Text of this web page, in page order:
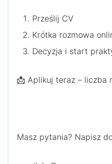
Prześlij CV
Krótka rozmowa
Decyzja i start
📩 Aplikuj teraz – liczba
Masz pytania? Napisz